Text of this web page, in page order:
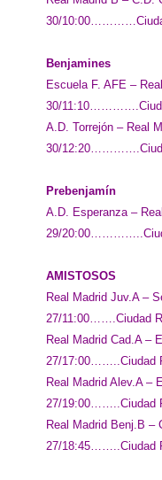
30/
Benjamines
Escuela F. AFE –
30/
A.D. Torrejón –
30/
Prebenjamín
A.D. Esperanza –
29/
AMISTOSOS
Real Madrid Juv.A
27/11:00…….Ciudad
Real Madrid Cad.A
27/17:00……..Ciudad
Real Madrid Alev.A
27/19:00……..Ciudad
Real Madrid Benj.B
27/18:45……..Ciudad